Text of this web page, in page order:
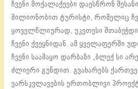
ჩვენი მოქალაქეები დაესწრონ
მილიონობით ტურისტი, რომელიც
ყოველწლიურად, უკეთესი
ჩვენი ქვეყნიდან. ამ ყველაფერში
ჩვენი საამაყო დარბაზი „ბლექ სი
ძლიერი გუნდით. გვახარებს
ვარსკვლავების ერთობლივი